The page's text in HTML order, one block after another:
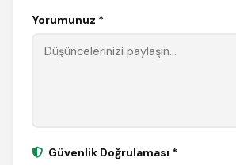
Yorumunuz *
Güvenlik Doğrulaması *